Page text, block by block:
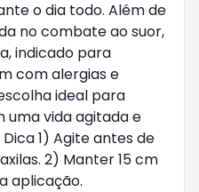
o dia todo. Além de
no combate ao suor,
indicado para
com alergias e
ideal para
uma vida agitada e
1) Agite antes de
2) Manter 15 cm
aplicação.